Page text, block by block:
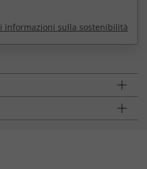
informazioni sulla sostenibilità